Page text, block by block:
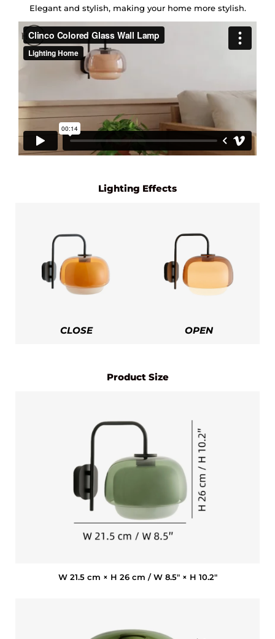
Elegant and stylish, making your home more stylish.
Lighting Effects
CLOSE OPEN
Product Size
W 21.5 cm × H 26 cm / W 8.5″ × H 10.2″